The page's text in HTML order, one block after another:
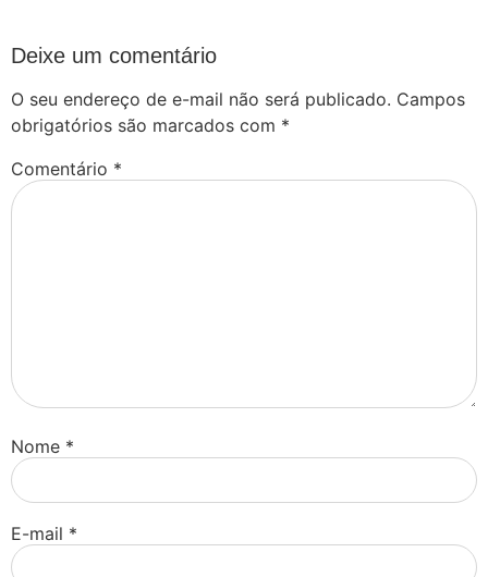
Deixe um comentário
O seu endereço de e-mail não será publicado. Campos
obrigatórios são marcados com *
Comentário *
Nome *
E-mail *